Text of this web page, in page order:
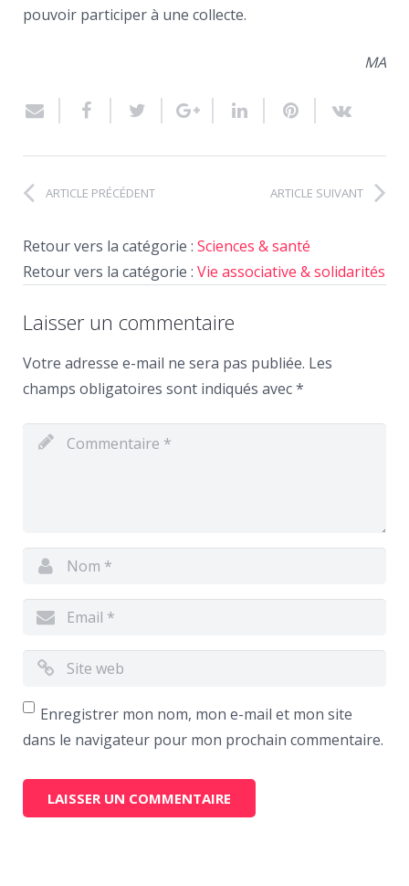
pouvoir participer à une collecte.
MA
ARTICLE PRÉCÉDENT ARTICLE SUIVANT
Retour vers la catégorie : Sciences & santé
Retour vers la catégorie : Vie associative & solidarités
Laisser un commentaire
Votre adresse e-mail ne sera pas publiée. Les
champs obligatoires sont indiqués avec*
Enregistrer mon nom, mon e-mail et mon site
dans le navigateur pour mon prochain commentaire.